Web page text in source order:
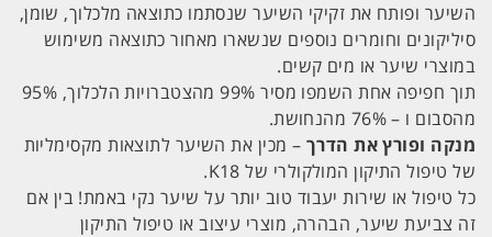
השיער ופותח את זקיקי השיער שנסתמו כתוצאה מלכלוך, שומן,
סיליקונים וחומרים נוספים שנשארו מאחור כתוצאה משימוש
במוצרי שיער או מים קשים.
תוך חפיפה אחת השמפו מסיר 99% מהצטברויות הלכלוך, 95%
מהסבום ו – 76% מהנחושת.
מנקה ופורץ את הדרך – מכין את השיער לתוצאות מקסימליות
של טיפול התיקון המולקולרי של K18.
כל טיפול או שירות יעבוד טוב יותר על שיער נקי באמת! בין אם
זה צביעת שיער, הבהרה, מוצרי עיצוב או טיפול התיקון